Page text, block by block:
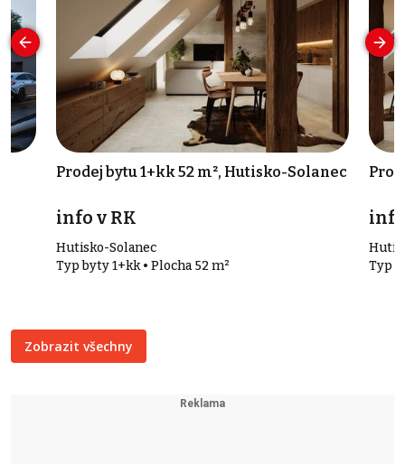
Prodej bytu 1+kk 52 m², Hutisko-Solanec
info v RK
Hutisko-Solanec
Typ byty 1+kk • Plocha 52 m²
Typ
Zobrazit všechny